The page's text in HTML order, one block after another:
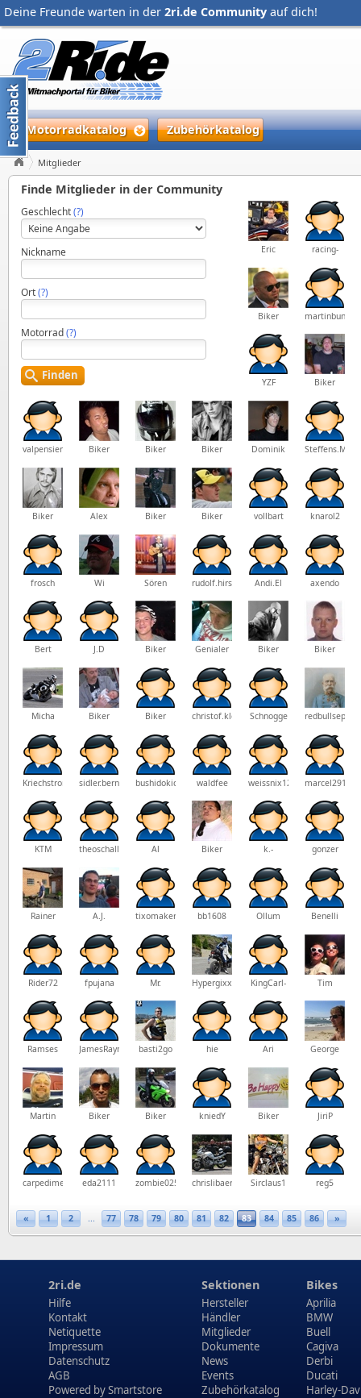
Deine Freunde warten in der 2ri.de Community auf dich!
Motorradkatalog Zubehörkatalog
Mitglieder
Finde Mitglieder in der Community
Geschlecht(?)
Nickname
Ort(?)
Motorrad(?)
Finden
Eric
racing-
Biker
YZF Biker
valpensiero Biker Biker Biker Dominik
Biker Alex Biker Biker vollbart knarol2
frosch Wi Sören rudolf.hirschi Andi.El axendo
Bert J.D Biker Genialer Biker Biker
Micha Biker Biker christof.kleemannSchnogge redbullsepp
Kriechstrom sidler.bern bushidokid waldfee weissnix1234 marcel291
KTM theoschaller Al Biker
k.-
gonzer
Rainer A.J. tixomaker bb1608 Ollum Benelli
Rider72 fpujana Mr. Hypergixxer
KingCarl-
Tim
Ramses JamesRaynor basti2go hie Ari George
Martin Biker Biker kniedY Biker JiriP
carpedime eda2111 zombie025 chrislibaer Sirclaus1 reg5
« 1 2 77 78 79 80 81 82 83 84 85 86 »
2ri.de
Hilfe
Kontakt
Netiquette
Impressum
Datenschutz
AGB
Powered bySmartstore
Sektionen
Hersteller
Händler
Mitglieder
Dokumente
News
Events
Zubehörkatalog
Bikes
Aprilia
BMW
Buell
Cagiva
Derbi
Ducati
Harley-